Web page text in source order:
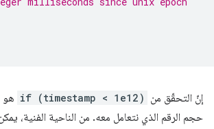
إنّ التحقّق من if (timestamp < 1e12) هو
حجم الرقم الذي نتعامل معه. من الناحية الفنية،